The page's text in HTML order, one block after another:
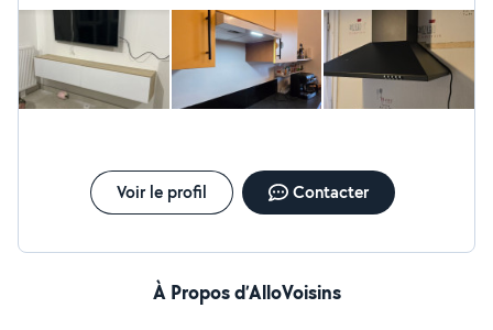
Voir le profil Contacter
À Propos d’AlloVoisins